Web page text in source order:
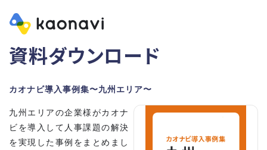
資料ダウンロード
カオナビ導入事例集〜九州エリア〜
九州エリアの企業様がカオナ
ビを導入して人事課題の解決
を実現した事例をまとめまし